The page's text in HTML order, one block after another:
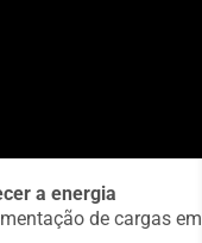
a energia
de cargas em